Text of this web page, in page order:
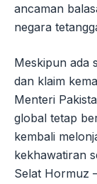
ancaman
negara
Meskipun ada
dan klaim
Menteri
global tetap
kembali
kekhawatiran
Selat Hormuz